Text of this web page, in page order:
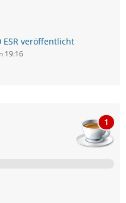
veröffentlicht
19:16
1